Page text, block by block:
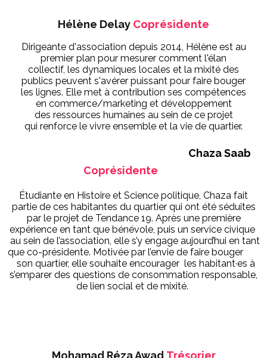
Hélène Delay Coprésidente
Dirigeante d'association depuis 2014, Hélène est au
premier plan pour mesurer comment l'élan
collectif, les dynamiques locales et la mixité des
publics peuvent s'avérer puissant pour faire bouger
les lignes. Elle met à contribution ses compétences
en commerce/marketing et développement
des ressources humaines au sein de ce projet
qui renforce le vivre ensemble et la vie de quartier.
Chaza Saab
Coprésidente
Étudiante en Histoire et Science politique, Chaza fait
partie de ces habitantes du quartier qui ont été séduites
par le projet de Tendance 19. Après une première
expérience en tant que bénévole, puis un service civique
au sein de l’association, elle s’y engage aujourd’hui en tant
que co-présidente. Motivée par l’envie de faire bouger
son quartier, elle souhaite encourager les habitant·es à
s’emparer des questions de consommation responsable,
de lien social et de mixité.
Mohamad Réza Awad Trésorier